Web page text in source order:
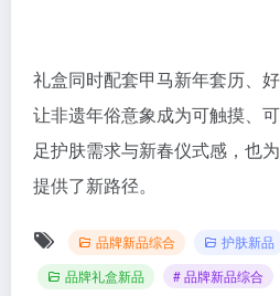
礼盒同时配套甲马新年套历、
让非遗年俗意象成为可触摸、
足护肤需求与新春仪式感，也
提供了新路径。
品牌新品综合 护肤新品
品牌礼盒新品
# 品牌新品综合